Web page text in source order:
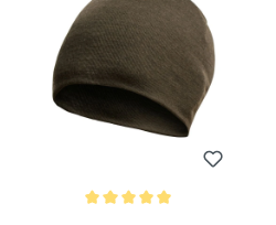
Bewerten